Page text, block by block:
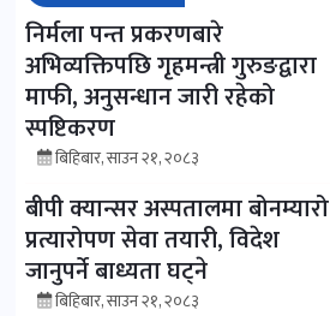
निर्मला पन्त प्रकरणबारे
अभिव्यक्तिपछि गृहमन्त्री गुरुङद्वारा
माफी, अनुसन्धान जारी रहेको
स्पष्टिकरण
बिहिबार, साउन २१, २०८३
बीपी क्यान्सर अस्पतालमा बोनम्यारो
प्रत्यारोपण सेवा तयारी, विदेश
जानुपर्ने बाध्यता घट्ने
बिहिबार, साउन २१, २०८३